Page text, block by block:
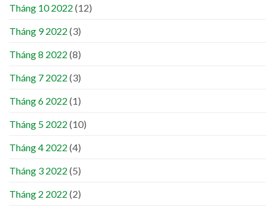
Tháng 10 2022 (12)
Tháng 9 2022 (3)
Tháng 8 2022 (8)
Tháng 7 2022 (3)
Tháng 6 2022 (1)
Tháng 5 2022 (10)
Tháng 4 2022 (4)
Tháng 3 2022 (5)
Tháng 2 2022 (2)